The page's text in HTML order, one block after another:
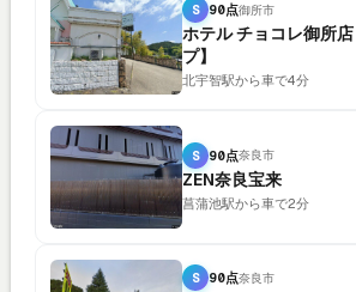
S 90点御所市
ホテル チョコレ御所
プ】
北宇智駅から車で4分
S 90点奈良市
ZEN奈良宝来
菖蒲池駅から車で2分
S 90点奈良市